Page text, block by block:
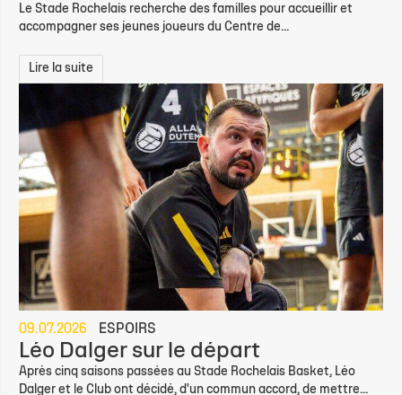
Le Stade Rochelais recherche des familles pour accueillir et
accompagner ses jeunes joueurs du Centre de...
Lire la suite
09.07.2026 ESPOIRS
Léo Dalger sur le départ
Après cinq saisons passées au Stade Rochelais Basket, Léo
Dalger et le Club ont décidé, d'un commun accord, de mettre...